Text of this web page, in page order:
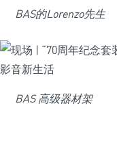
BAS的Lorenzo先生
BAS 高级器材架